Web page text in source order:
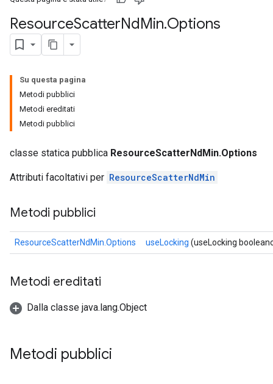
ResourceScatterNdMin.Options
Su questa pagina
Metodi pubblici
Metodi ereditati
Metodi pubblici
classe statica pubblica ResourceScatterNdMin.Options
Attributi facoltativi per ResourceScatterNdMin
Metodi pubblici
ResourceScatterNdMin.Options useLocking (useLocking
Metodi ereditati
Dalla classe java.lang.Object
Metodi pubblici